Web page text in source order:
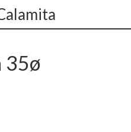
35ø